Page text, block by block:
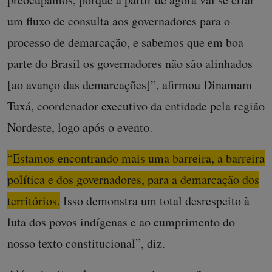
um fluxo de consulta aos governadores para o
processo de demarcação, e sabemos que em boa
parte do Brasil os governadores não são alinhados
[ao avanço das demarcações]”, afirmou Dinamam
Tuxá, coordenador executivo da entidade pela região
Nordeste, logo após o evento.
“Estamos encontrando mais uma barreira, a barreira
política e dos governadores, para a demarcação dos
territórios. Isso demonstra um total desrespeito à
luta dos povos indígenas e ao cumprimento do
nosso texto constitucional”, diz.